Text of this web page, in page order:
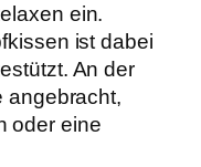
ein.
ist dabei
An der
angebracht,
oder eine